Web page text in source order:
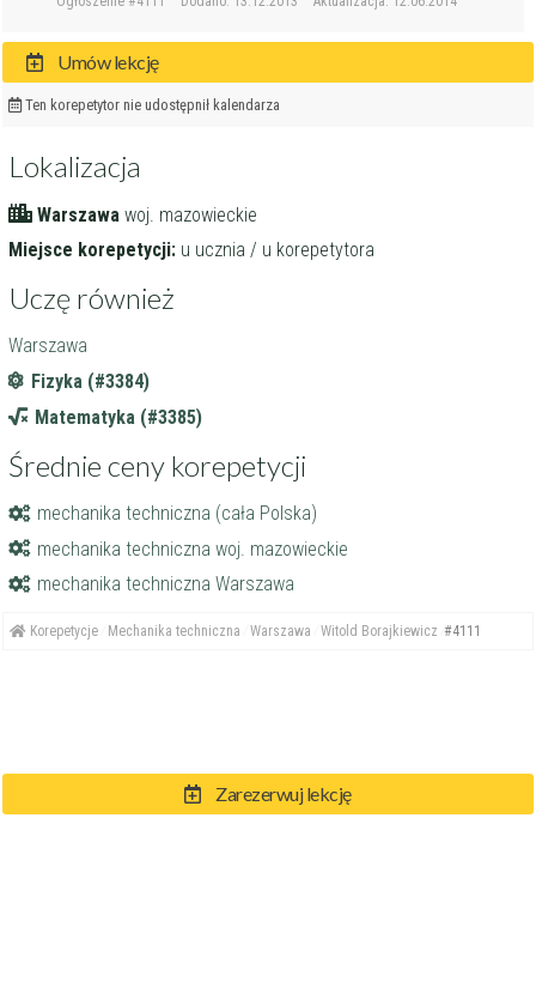
Zarezerwuj lekcję
Umów lekcję
Ten korepetytor nie udostępnił kalendarza
Lokalizacja
Warszawa woj. mazowieckie
Miejsce korepetycji: u ucznia / u korepetytora
Uczę również
Warszawa
Fizyka (#3384)
Matematyka (#3385)
Średnie ceny korepetycji
mechanika techniczna (cała Polska)
mechanika techniczna woj. mazowieckie
mechanika techniczna Warszawa
Korepetycje Mechanika techniczna Warszawa Witold Borajkiewicz #4111